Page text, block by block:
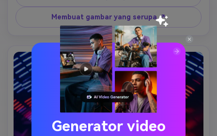
profesional dengan pencahayaan sinematik yang lembut
dan kedalaman bidang yang dangkal. Ultra-realistis, detail
bersih, tidak ada kartun, tidak ada ilustrasi. Gambar akhir
seharusnya terlihat sempurna untuk berbagi profil
instagram atau tiktok.
Membuat gambar yang serupa ↗
Generator video